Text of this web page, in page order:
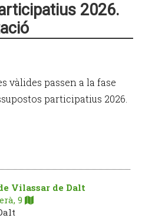
2026.
vàlides passen a la fase
participatius 2026.
Vilassar de Dalt
9